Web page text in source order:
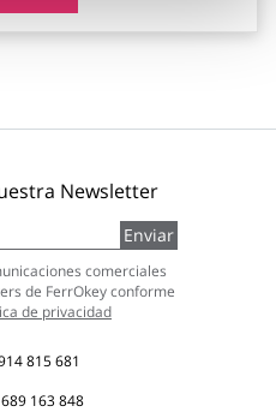
Newsletter
Enviar
comerciales
de FerrOkey conforme
de privacidad
815 681
689 163 848